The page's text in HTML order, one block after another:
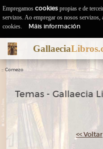
Gallaecia
:: Comezo
Temas - Gallaecia
<< Voltar
Empregamos cookies propias e de
servizos. Ao empregar os nosos servizos,
cookies.
Máis información